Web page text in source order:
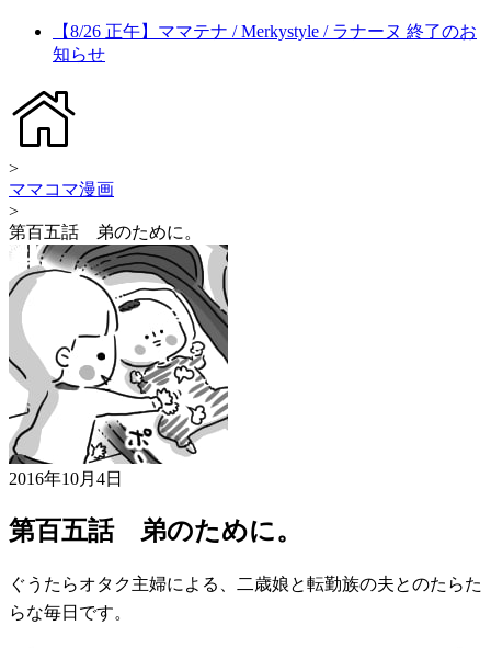
【8/26 正午】ママテナ / Merkystyle / ラナーヌ 終了のお
知らせ
>
ママコマ漫画
>
第百五話 弟のために。
2016年10月4日
第百五話 弟のために。
ぐうたらオタク主婦による、二歳娘と転勤族の夫とのたらた
らな毎日です。